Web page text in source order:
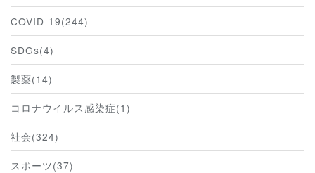
COVID-19(244)
SDGs(4)
製薬(14)
コロナウイルス感染症(1)
社会(324)
スポーツ(37)